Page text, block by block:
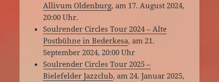
Allivum Oldenburg, am 17. August 2024,
20:00 Uhr.
Soulrender Circles Tour 2024 – Alte
Postbühne in Bederkesa, am 21.
September 2024, 20:00 Uhr
Soulrender Circles Tour 2025 –
Bielefelder Jazzclub, am 24. Januar 2025,